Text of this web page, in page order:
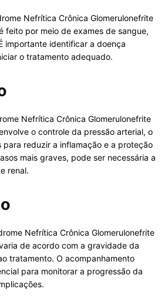
Nefrítica Crônica Glomerulonefrite
feito por meio de exames de sangue,
importante identificar a doença
o tratamento adequado.
Nefrítica Crônica Glomerulonefrite
o controle da pressão arterial, o
para reduzir a inflamação e a proteção
mais graves, pode ser necessária a
renal.
Nefrítica Crônica Glomerulonefrite
de acordo com a gravidade da
tratamento. O acompanhamento
para monitorar a progressão da